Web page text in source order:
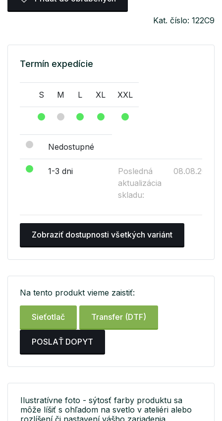
Kat. číslo: 122C9
Termín expedície
S M L XL XXL
Nedostupné
1-3 dni
Posledná
aktualizácia
skladu:
08.08.2026
Zobraziť dostupnosti všetkých variánt
Na tento produkt vieme zaistiť:
Sieťotlač Transfer (DTF)
POSLAŤ DOPYT
Ilustratívne foto - sýtosť farby produktu sa
môže líšiť s ohľadom na svetlo v ateliéri alebo
rozlíšení či nastavení vášho zariadenia